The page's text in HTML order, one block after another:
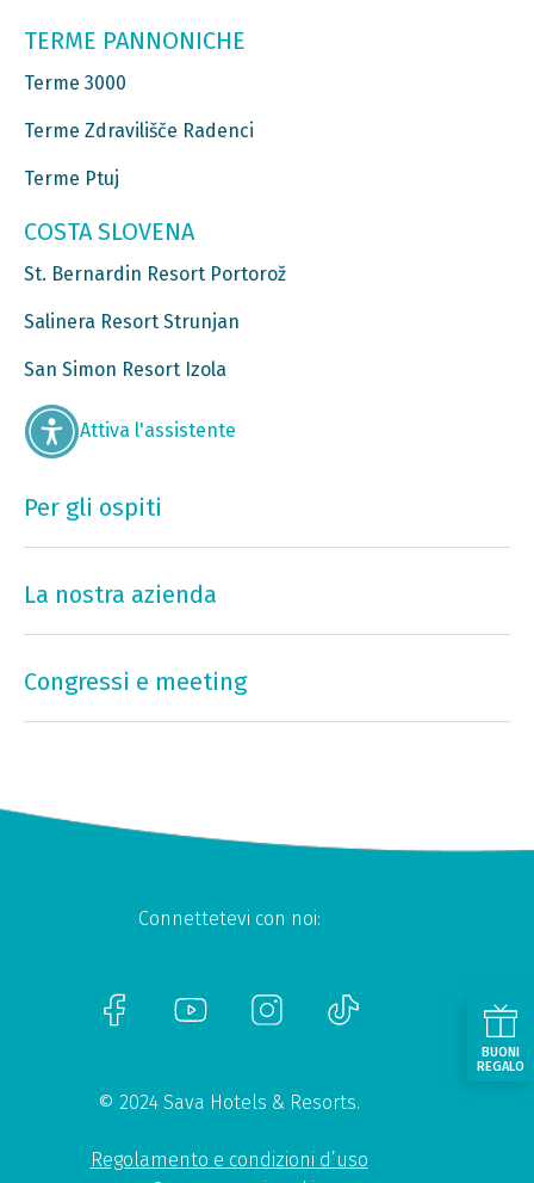
TERME PANNONICHE
Terme 3000
Terme Zdravilišče Radenci
Terme Ptuj
COSTA SLOVENA
St. Bernardin Resort Portorož
Salinera Resort Strunjan
San Simon Resort Izola
Attiva l'assistente
Per gli ospiti
La nostra azienda
Congressi e meeting
Connettetevi con noi:
© 2024 Sava Hotels & Resorts.
Regolamento e condizioni d’uso
BUONI
REGALO